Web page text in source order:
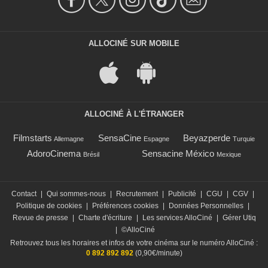
ALLOCINÉ SUR MOBILE
ALLOCINÉ À L'ÉTRANGER
Filmstarts Allemagne SensaCine Espagne Beyazperde Turquie
AdoroCinema Brésil Sensacine México Mexique
Contact Qui sommes-nous Recrutement Publicité CGU CGV
Politique de cookies
Préférences cookies Données Personnelles
Revue de presse
Charte d'écriture Les services AlloCiné
Gérer Utiq
©AlloCiné
Retrouvez tous les horaires et infos de votre cinéma sur le numéro AlloCiné :
0 892 892 892(0,90€/minute)